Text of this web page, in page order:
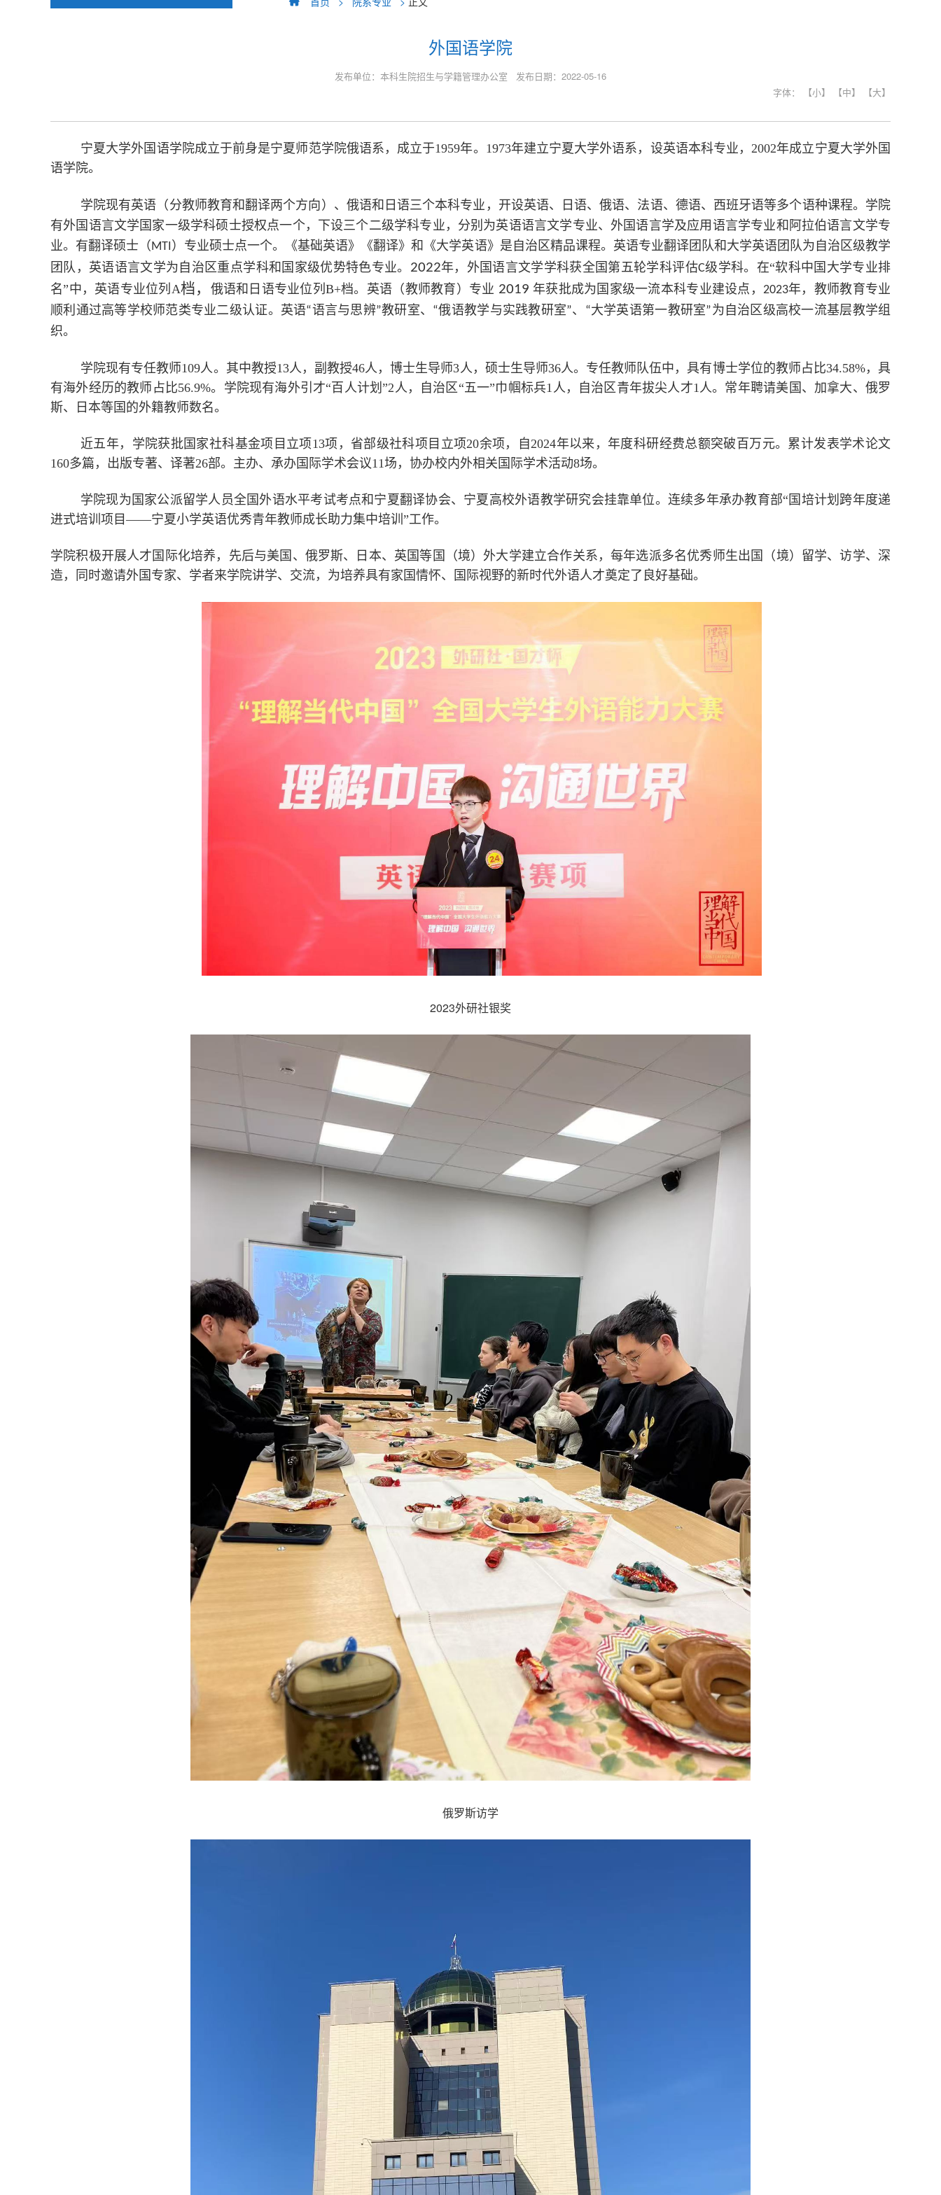
外国语学院
发布单位：本科生院招生与学籍管理办公室 发布日期：2022-05-16
字体：
【小】 【中】 【大】
宁夏大学外国语学院成立于前身是宁夏师范学院俄语系，成立于1959年。1973年建立宁夏大学外语系，设英语本科专业，2002年成立宁夏大学外国
语学院。
学院现有英语（分教师教育和翻译两个方向）、俄语和日语三个本科专业，开设英语、日语、俄语、法语、德语、西班牙语等多个语种课程。 学院
有外国语言文学国家一级学科硕士授权点一个，下设三个二级学科专业，分别为英语语言文学专业、外国语言学及应用语言学专业和阿拉伯语言文学专
业。有翻译硕士（MTI ）专业硕士点一个。《基础英语》《翻译》和《大学英语》是自治区精品课程。英语专业翻译团队和大学英语团队为自治区级教学
团队，英语语言文学为自治区重点学科和国家级优势特色专业。 2022年，外国语言文学学科获全国第五轮学科评估C级学科。 在“软科中国大学专业排
名”中，英语专业位列 A档， 俄语和日语专业位列 B+档。 英语（教师教育）专业 2019年获批成为国家级一流本科专业建设点， 2023年，教师教育专业
顺利通过高等学校师范类专业二级认证。英语“语言与思辨”教研室、 “俄语教学与实践教研室”、 “大学英语第一教研室”为自治区级高校一流基层教学组
织。
学院现有专任教师109人。其中教授13人，副教授46人，博士生导师3人，硕士生导师36人。 专任教师队伍中，具有博士学位的教师占比34.58%，具
有海外经历的教师占比56.9%。学院现有海外引才“百人计划”2人，自治区“五一”巾帼标兵1人，自治区青年拔尖人才1人。常年聘请美国、 加拿大、俄罗
斯、日本等国的外籍教师数名。
近五年，学院获批国家社科基金项目立项 13项，省部级社科项目立项20余项，自2024年以来，年度科研经费总额突破百万元。累计发表学术论文
160多篇，出版专著、译著26部。主办、承办国际学术会议11场，协办校内外相关国际学术活动8场。
学院现为国家公派留学人员全国外语水平考试考点和宁夏翻译协会、宁夏高校外语教学研究会挂靠单位。连续多年承办教育部“国培计划跨年度递
进式培训项目——宁夏小学英语优秀青年教师成长助力集中培训”工作。
学院积极开展人才国际化培养，先后与美国、俄罗斯、日本、英国等国（境）外大学建立合作关系，每年选派多名优秀师生出国（境）留学、访学、深
造，同时邀请外国专家、学者来学院讲学、交流，为培养具有家国情怀、国际视野的新时代外语人才奠定了良好基础。
2023外研社银奖
俄罗斯访学